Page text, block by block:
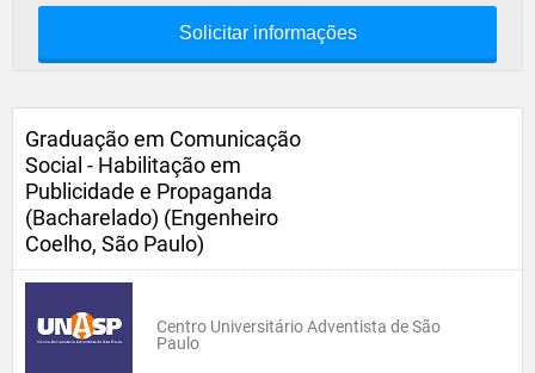
Solicitar informações
Graduação em Comunicação
Social - Habilitação em
Publicidade e Propaganda
(Bacharelado) (Engenheiro
Coelho, São Paulo)
Centro Universitário Adventista de São
Paulo